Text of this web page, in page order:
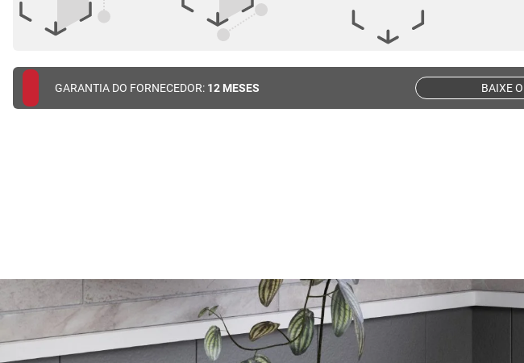
GARANTIA DO FORNECEDOR: 12 MESES BAIXE